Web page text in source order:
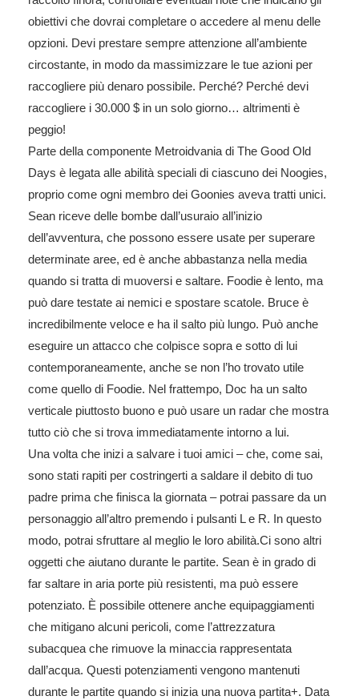
obiettivi che dovrai completare o accedere al menu delle
opzioni. Devi prestare sempre attenzione all’ambiente
circostante, in modo da massimizzare le tue azioni per
raccogliere più denaro possibile. Perché? Perché devi
raccogliere i 30.000 $ in un solo giorno… altrimenti è
peggio!
Parte della componente Metroidvania di The Good Old
Days è legata alle abilità speciali di ciascuno dei Noogies,
proprio come ogni membro dei Goonies aveva tratti unici.
Sean riceve delle bombe dall’usuraio all’inizio
dell’avventura, che possono essere usate per superare
determinate aree, ed è anche abbastanza nella media
quando si tratta di muoversi e saltare. Foodie è lento, ma
può dare testate ai nemici e spostare scatole. Bruce è
incredibilmente veloce e ha il salto più lungo. Può anche
eseguire un attacco che colpisce sopra e sotto di lui
contemporaneamente, anche se non l’ho trovato utile
come quello di Foodie. Nel frattempo, Doc ha un salto
verticale piuttosto buono e può usare un radar che mostra
tutto ciò che si trova immediatamente intorno a lui.
Una volta che inizi a salvare i tuoi amici – che, come sai,
sono stati rapiti per costringerti a saldare il debito di tuo
padre prima che finisca la giornata – potrai passare da un
personaggio all’altro premendo i pulsanti L e R. In questo
modo, potrai sfruttare al meglio le loro abilità.Ci sono altri
oggetti che aiutano durante le partite. Sean è in grado di
far saltare in aria porte più resistenti, ma può essere
potenziato. È possibile ottenere anche equipaggiamenti
che mitigano alcuni pericoli, come l’attrezzatura
subacquea che rimuove la minaccia rappresentata
dall’acqua. Questi potenziamenti vengono mantenuti
durante le partite quando si inizia una nuova partita+. Data